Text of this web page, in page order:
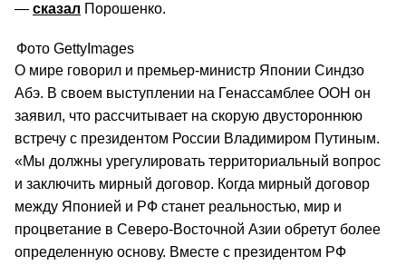
— сказал Порошенко.
Фото GettyImages
О мире говорил и премьер-министр Японии Синдзо
Абэ. В своем выступлении на Генассамблее ООН он
заявил, что рассчитывает на скорую двустороннюю
встречу с президентом России Владимиром Путиным.
«Мы должны урегулировать территориальный вопрос
и заключить мирный договор. Когда мирный договор
между Японией и РФ станет реальностью, мир и
процветание в Северо-Восточной Азии обретут более
определенную основу. Вместе с президентом РФ